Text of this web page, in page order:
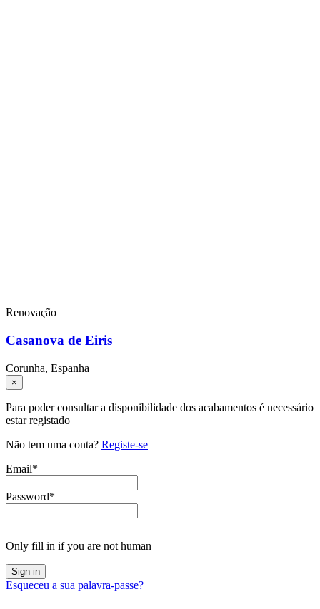
Renovação
Casanova de Eiris
Corunha, Espanha
×
Para poder consultar a disponibilidade dos acabamentos é necessário
estar registado
Não tem uma conta? Registe-se
Email*
Password*
Only fill in if you are not human
Esqueceu a sua palavra-passe?